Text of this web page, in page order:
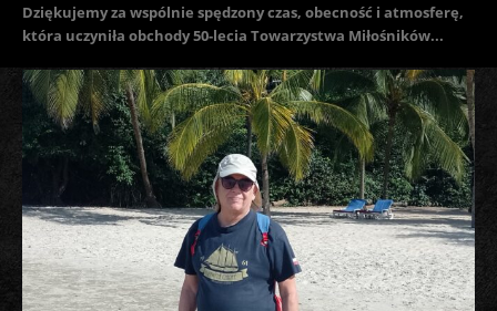
Dziękujemy za wspólnie spędzony czas, obecność i atmosferę,
która uczyniła obchody 50-lecia Towarzystwa Miłośników...